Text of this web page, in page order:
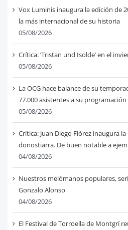
Vox Luminis inaugura la edición de
la más internacional de su historia
05/08/2026
Crítica: ‘Tristan und Isolde’ en el
05/08/2026
La OCG hace balance de su
77.000 asistentes a su programación
05/08/2026
Crítica: Juan Diego Flórez inaugura
donostiarra. De buen notable a
04/08/2026
Nuestros melómanos populares,
Gonzalo Alonso
04/08/2026
El Festival de Torroella de Montgrí